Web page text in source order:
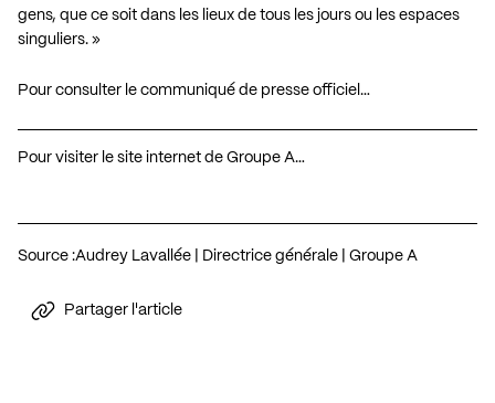
gens, que ce soit dans les lieux de tous les jours ou les espaces
singuliers. »
Pour consulter le communiqué de presse officiel…
Pour visiter le site internet de Groupe A…
Source :Audrey Lavallée | Directrice générale | Groupe A
Partager l'article